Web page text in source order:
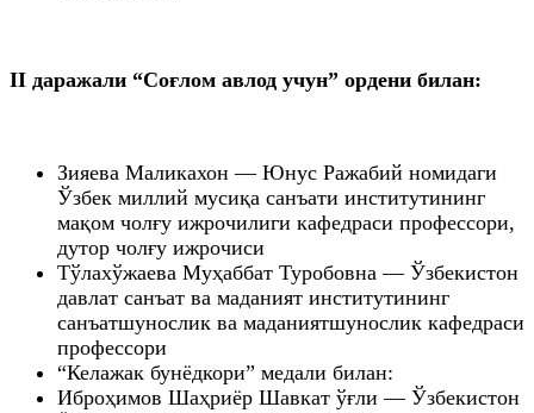
II даражали “Соғлом авлод учун” ордени билан:
Зияева Маликахон — Юнус Ражабий номидаги
Ўзбек миллий мусиқа санъати институтининг
мақом чолғу ижрочилиги кафедраси профессори,
дутор чолғу ижрочиси
Тўлахўжаева Муҳаббат Туробовна — Ўзбекистон
давлат санъат ва маданият институтининг
санъатшунослик ва маданиятшунослик кафедраси
профессори
“Келажак бунёдкори” медали билан:
Иброҳимов Шаҳриёр Шавкат ўғли — Ўзбекистон